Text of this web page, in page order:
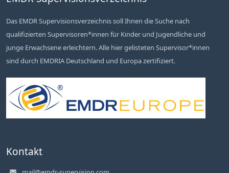
Das EMDR Supervisionsverzeichnis soll Ihnen die Suche nach
qualifizierten Supervisoren*innen für Kinder und Jugendliche und
junge Erwachsene erleichtern. Alle hier gelisteten Supervisor*innen
sind durch EMDRIA Deutschland und Europa zertifiziert.
Kontakt